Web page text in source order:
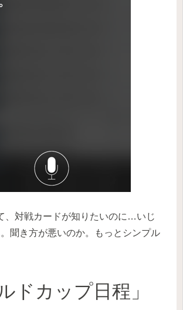
、対戦カードが知りたいのに…いじ
聞き方が悪いのか。もっとシンプル
ドカップ日程」